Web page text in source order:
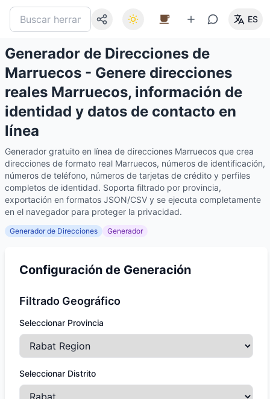
ES
Generador de Direcciones de
Marruecos - Genere direcciones
reales Marruecos, información de
identidad y datos de contacto en
línea
Generador gratuito en línea de direcciones Marruecos que crea
direcciones de formato real Marruecos, números de identificación,
números de teléfono, números de tarjetas de crédito y perfiles
completos de identidad. Soporta filtrado por provincia,
exportación en formatos JSON/CSV y se ejecuta completamente
en el navegador para proteger la privacidad.
Generador de Direcciones Generador
Configuración de Generación
Filtrado Geográfico
Seleccionar Provincia
Seleccionar Distrito